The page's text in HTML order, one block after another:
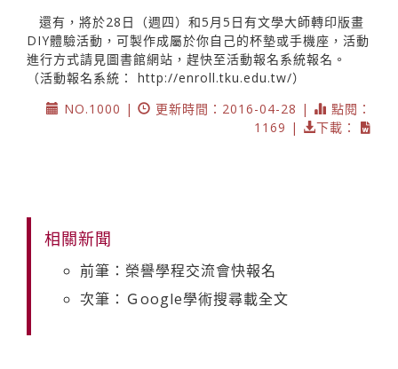
還有，將於28日（週四）和5月5日有文學大師轉印版畫
DIY體驗活動，可製作成屬於你自己的杯墊或手機座，活動
進行方式請見圖書館網站，趕快至活動報名系統報名。
（活動報名系統： http://enroll.tku.edu.tw/）
NO.1000 |
更新時間：2016-04-28 |
點閱：
1169 |
下載：
相關新聞
前筆：榮譽學程交流會快報名
次筆：Ｇoogle學術搜尋載全文